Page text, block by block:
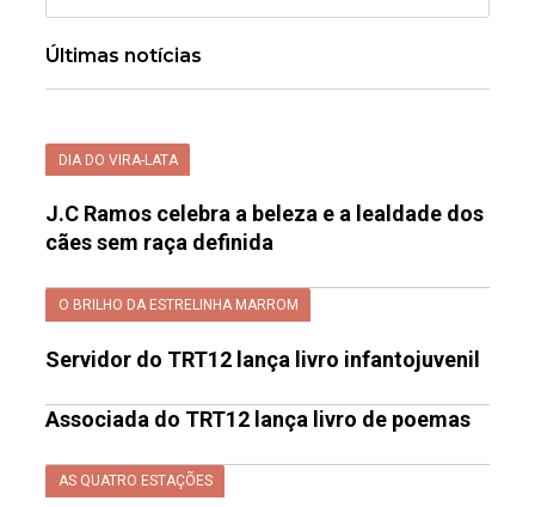
Últimas notícias
DIA DO VIRA-LATA
J.C Ramos celebra a beleza e a lealdade dos
cães sem raça definida
O BRILHO DA ESTRELINHA MARROM
Servidor do TRT12 lança livro infantojuvenil
Associada do TRT12 lança livro de poemas
AS QUATRO ESTAÇÕES